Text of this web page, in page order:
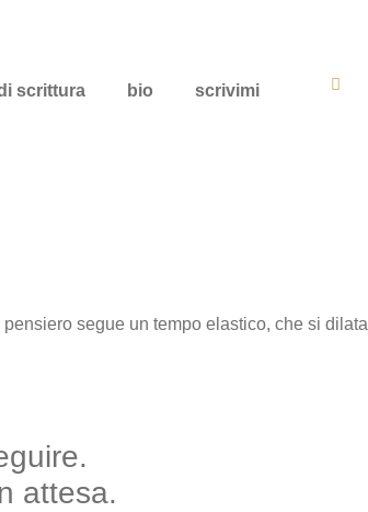
scrittura bio scrivimi
segue un tempo elastico, che si dilata
attesa.